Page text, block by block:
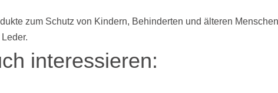
zum Schutz von Kindern, Behinderten und älteren
interessieren: